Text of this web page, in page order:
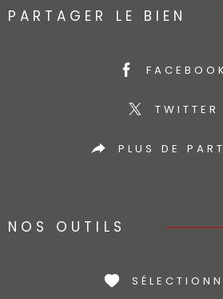
PARTAGER LE BIEN
FACEBOOK
TWITTER
PLUS DE
NOS OUTILS